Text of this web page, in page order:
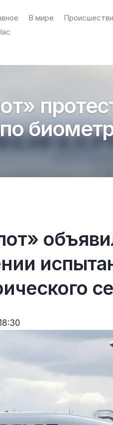
В мире